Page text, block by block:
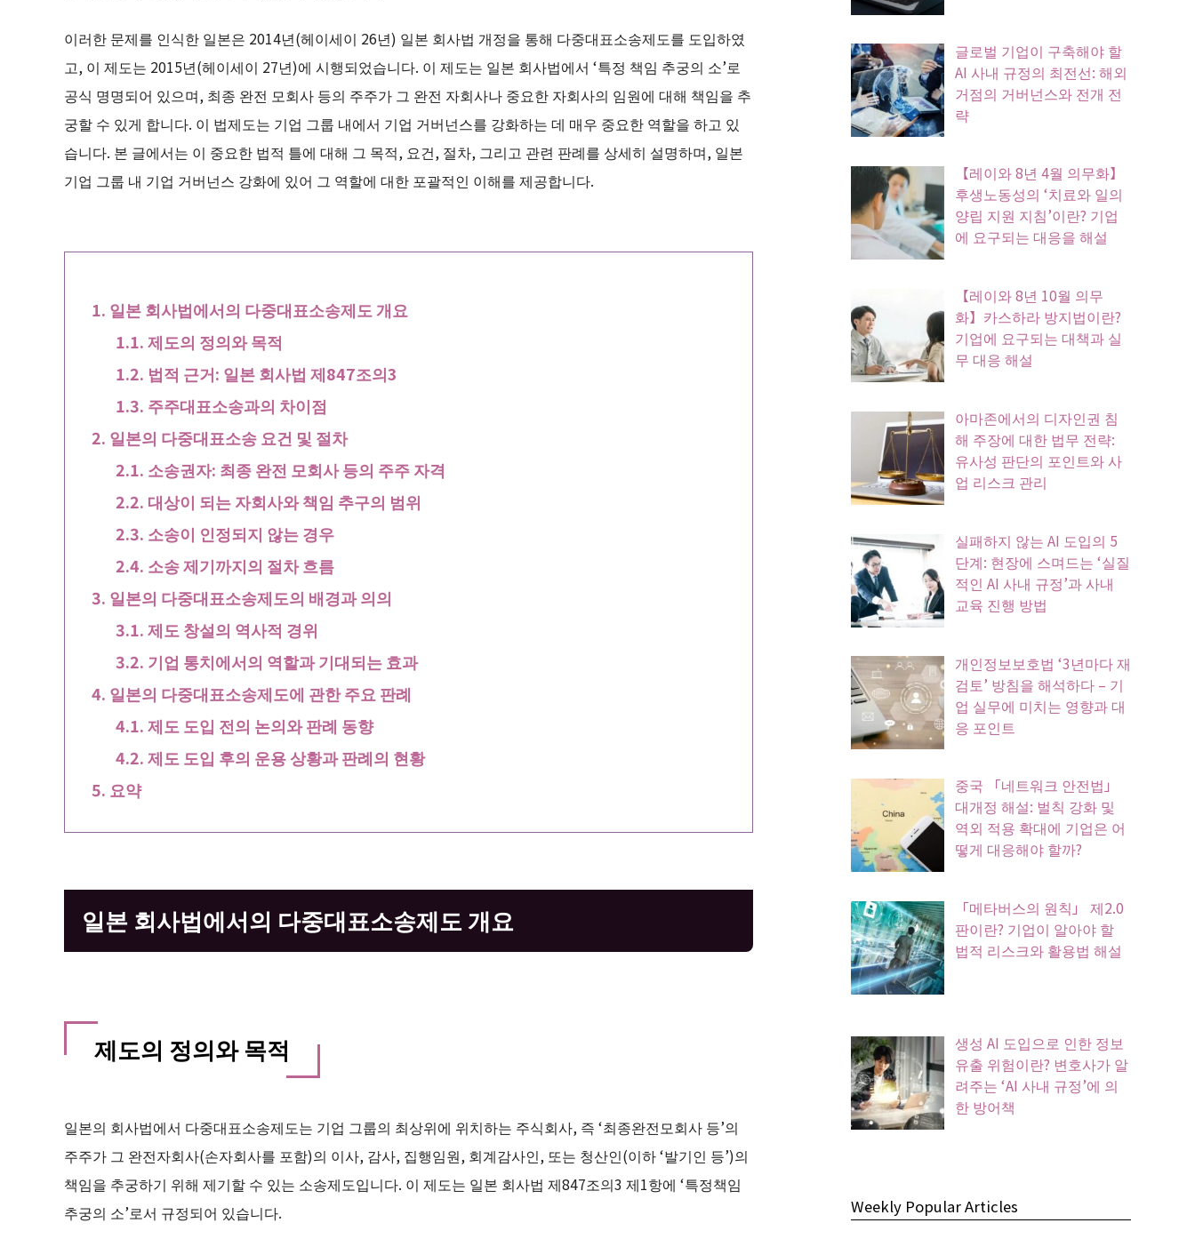
이러한 문제를 인식한 일본은 2014년(헤이세이 26년) 일본 회사법 개정을 통해 다중대표소송제도를 도입하였
고, 이 제도는 2015년(헤이세이 27년)에 시행되었습니다. 이 제도는 일본 회사법에서 ‘특정 책임 추궁의 소’로
공식 명명되어 있으며, 최종 완전 모회사 등의 주주가 그 완전 자회사나 중요한 자회사의 임원에 대해 책임을 추
궁할 수 있게 합니다. 이 법제도는 기업 그룹 내에서 기업 거버넌스를 강화하는 데 매우 중요한 역할을 하고 있
습니다. 본 글에서는 이 중요한 법적 틀에 대해 그 목적, 요건, 절차, 그리고 관련 판례를 상세히 설명하며, 일본
기업 그룹 내 기업 거버넌스 강화에 있어 그 역할에 대한 포괄적인 이해를 제공합니다.
일본 회사법에서의 다중대표소송제도 개요
제도의 정의와 목적
법적 근거: 일본 회사법 제847조의3
주주대표소송과의 차이점
일본의 다중대표소송 요건 및 절차
소송권자: 최종 완전 모회사 등의 주주 자격
대상이 되는 자회사와 책임 추구의 범위
소송이 인정되지 않는 경우
소송 제기까지의 절차 흐름
일본의 다중대표소송제도의 배경과 의의
제도 창설의 역사적 경위
기업 통치에서의 역할과 기대되는 효과
일본의 다중대표소송제도에 관한 주요 판례
제도 도입 전의 논의와 판례 동향
제도 도입 후의 운용 상황과 판례의 현황
요약
일본 회사법에서의 다중대표소송제도 개요
제도의 정의와 목적
일본의 회사법에서 다중대표소송제도는 기업 그룹의 최상위에 위치하는 주식회사, 즉 ‘최종완전모회사 등’의
주주가 그 완전자회사(손자회사를 포함)의 이사, 감사, 집행임원, 회계감사인, 또는 청산인(이하 ‘발기인 등’)의
책임을 추궁하기 위해 제기할 수 있는 소송제도입니다. 이 제도는 일본 회사법 제847조의3 제1항에 ‘특정책임
추궁의 소’로서 규정되어 있습니다.
글로벌 기업이 구축해야 할
AI 사내 규정의 최전선: 해외
거점의 거버넌스와 전개 전
략
【레이와 8년 4월 의무화】
후생노동성의 ‘치료와 일의
양립 지원 지침’이란? 기업
에 요구되는 대응을 해설
【레이와 8년 10월 의무
화】카스하라 방지법이란?
기업에 요구되는 대책과 실
무 대응 해설
아마존에서의 디자인권 침
해 주장에 대한 법무 전략:
유사성 판단의 포인트와 사
업 리스크 관리
실패하지 않는 AI 도입의 5
단계: 현장에 스며드는 ‘실질
적인 AI 사내 규정’과 사내
교육 진행 방법
개인정보보호법 ‘3년마다 재
검토’ 방침을 해석하다 – 기
업 실무에 미치는 영향과 대
응 포인트
중국 「네트워크 안전법」
대개정 해설: 벌칙 강화 및
역외 적용 확대에 기업은 어
떻게 대응해야 할까?
「메타버스의 원칙」 제2.0
판이란? 기업이 알아야 할
법적 리스크와 활용법 해설
생성 AI 도입으로 인한 정보
유출 위험이란? 변호사가 알
려주는 ‘AI 사내 규정’에 의
한 방어책
Weekly Popular Articles